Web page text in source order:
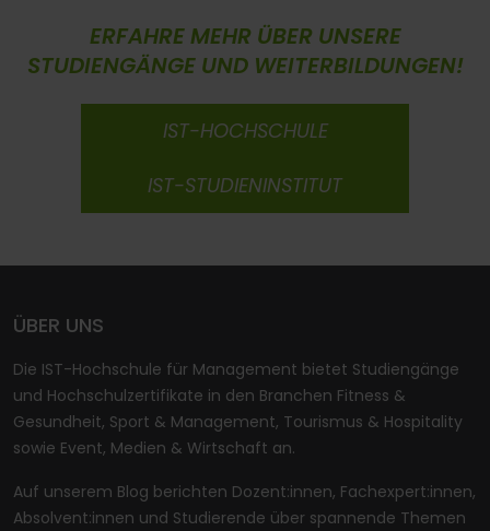
ERFAHRE MEHR ÜBER UNSERE
STUDIENGÄNGE UND WEITERBILDUNGEN!
IST-HOCHSCHULE
IST-STUDIENINSTITUT
ÜBER UNS
Die IST-Hochschule für Management bietet Studiengänge
und Hochschulzertifikate in den Branchen Fitness &
Gesundheit, Sport & Management, Tourismus & Hospitality
sowie Event, Medien & Wirtschaft an.
Auf unserem Blog berichten Dozent:innen, Fachexpert:innen,
Absolvent:innen und Studierende über spannende Themen